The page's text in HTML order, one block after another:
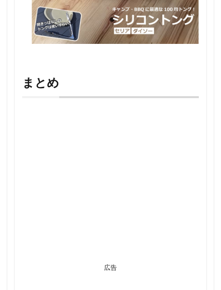
まとめ
広告